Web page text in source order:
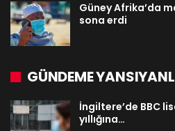
Güney Afrika’da
sona erdi
GÜNDEME
İngiltere’de BBC
yıllığına…